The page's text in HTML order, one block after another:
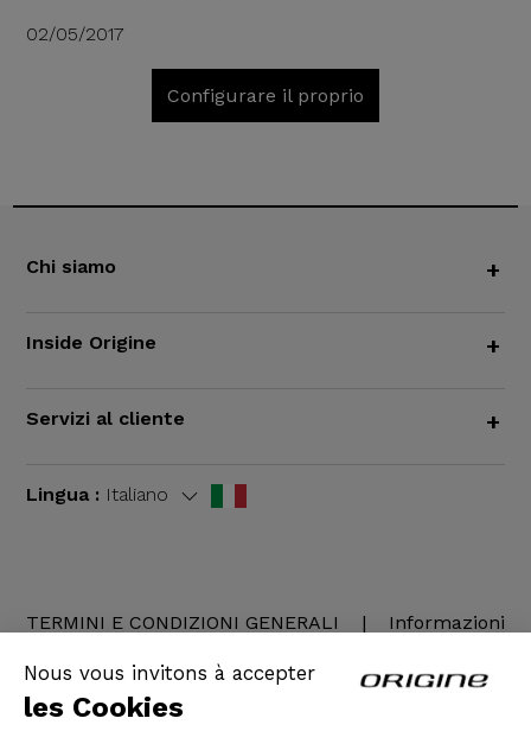
Nous vous invitons à accepter
les Cookies
02/05/2017
Configurare il proprio
Chi siamo +
Inside Origine +
Servizi al cliente +
Lingua : Italiano
TERMINI E CONDIZIONI GENERALI |
Informazioni